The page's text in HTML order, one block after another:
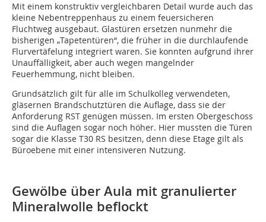
Mit einem konstruktiv vergleichbaren Detail wurde auch das
kleine Nebentreppenhaus zu einem feuersicheren
Fluchtweg ausgebaut. Glastüren ersetzen nunmehr die
bisherigen „Tapetentüren“, die früher in die durchlaufende
Flurvertäfelung integriert waren. Sie konnten aufgrund ihrer
Unauffälligkeit, aber auch wegen mangelnder
Feuerhemmung, nicht bleiben.
Grundsätzlich gilt für alle im Schulkolleg verwendeten,
gläsernen Brandschutztüren die Auflage, dass sie der
Anforderung RST genügen müssen. Im ersten Obergeschoss
sind die Auflagen sogar noch höher. Hier mussten die Türen
sogar die Klasse T30 RS besitzen, denn diese Etage gilt als
Büroebene mit einer intensiveren Nutzung.
Gewölbe über Aula mit granulierter
Mineralwolle beflockt